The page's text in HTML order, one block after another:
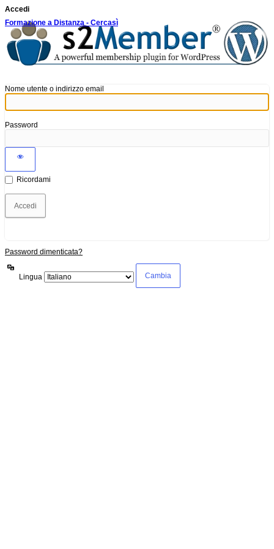
Accedi
Formazione a Distanza - Cercasì
Nome utente o indirizzo email
Password
Ricordami
Password dimenticata?
Lingua